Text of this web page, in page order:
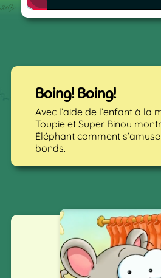
Boing! Boing!
Avec l’aide de l’enfant à la
Toupie et Super Binou
Éléphant comment
bonds.